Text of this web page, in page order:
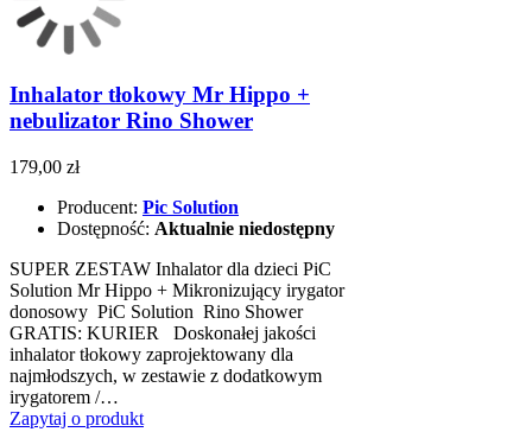
Inhalator tłokowy Mr Hippo +
nebulizator Rino Shower
179,00 zł
Producent: Pic Solution
Dostępność: Aktualnie niedostępny
SUPER ZESTAW Inhalator dla dzieci PiC
Solution Mr Hippo + Mikronizujący irygator
donosowy PiC Solution Rino Shower
GRATIS: KURIER Doskonałej jakości
inhalator tłokowy zaprojektowany dla
najmłodszych, w zestawie z dodatkowym
irygatorem /…
Zapytaj o produkt